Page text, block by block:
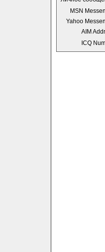
MSN
Yahoo
AIM
ICQ